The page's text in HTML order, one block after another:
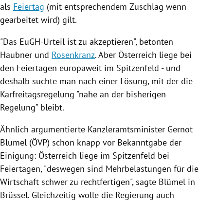
als Feiertag (mit entsprechendem Zuschlag wenn
gearbeitet wird) gilt.
"Das EuGH-Urteil ist zu akzeptieren", betonten
Haubner und Rosenkranz. Aber Österreich liege bei
den Feiertagen europaweit im Spitzenfeld - und
deshalb suchte man nach einer Lösung, mit der die
Karfreitagsregelung "nahe an der bisherigen
Regelung" bleibt.
Ähnlich argumentierte Kanzleramtsminister Gernot
Blümel (ÖVP) schon knapp vor Bekanntgabe der
Einigung: Österreich liege im Spitzenfeld bei
Feiertagen, "deswegen sind Mehrbelastungen für die
Wirtschaft schwer zu rechtfertigen", sagte Blümel in
Brüssel. Gleichzeitig wolle die Regierung auch